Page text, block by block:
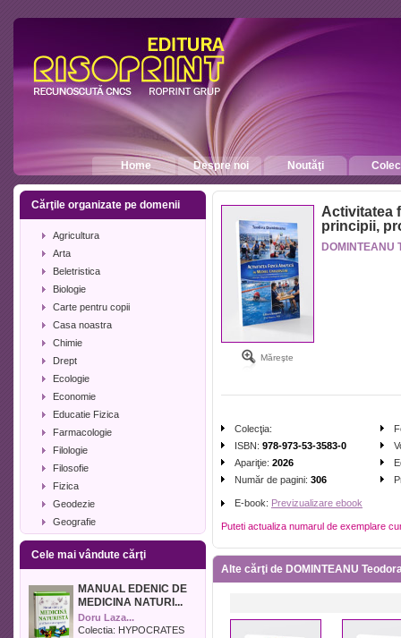
Home Despre noi Noutăţi
Cărţile organizate pe domenii
Agricultura
Arta
Beletristica
Biologie
Carte pentru copii
Casa noastra
Chimie
Drept
Ecologie
Economie
Educatie Fizica
Farmacologie
Filologie
Filosofie
Fizica
Geodezie
Geografie
Geologie
Industrie alimentara
Istorie
Istorie literara
Lexicologie
Cele mai vândute cărţi
MANUAL EDENIC DE
MEDICINA NATURI...
Doru Laza...
Colectia: HYPOCRATES
Măreşte
Activitatea
principii,
DOMINTEANU
Colecţia:
ISBN: 978-973-53-3583-0
Apariţie: 2026
Număr de pagini: 306
E-book: Previzualizare ebook
Puteti actualiza numarul de exemplare
Alte cărţi de DOMINTEANU